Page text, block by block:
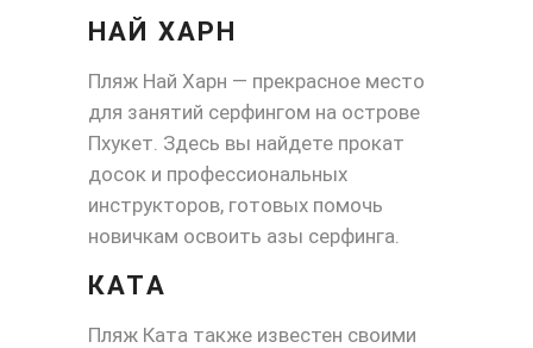
НАЙ ХАРН
Пляж Най Харн — прекрасное место
для занятий серфингом на острове
Пхукет. Здесь вы найдете прокат
досок и профессиональных
инструкторов, готовых помочь
новичкам освоить азы серфинга.
КАТА
Пляж Ката также известен своими